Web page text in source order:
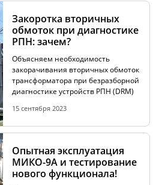
ОБУЧЕНИЕ
Закоротка вторичных
обмоток при диагностике
РПН: зачем?
Объясняем необходимость
закорачивания вторичных обмоток
трансформатора при безразборной
диагностике устройств РПН (DRM)
15 сентября 2023
Опытная эксплуатация
МИКО-9А и тестирование
нового функционала!